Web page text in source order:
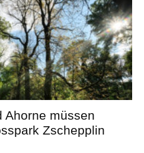
Ahorne müssen
Zschepplin